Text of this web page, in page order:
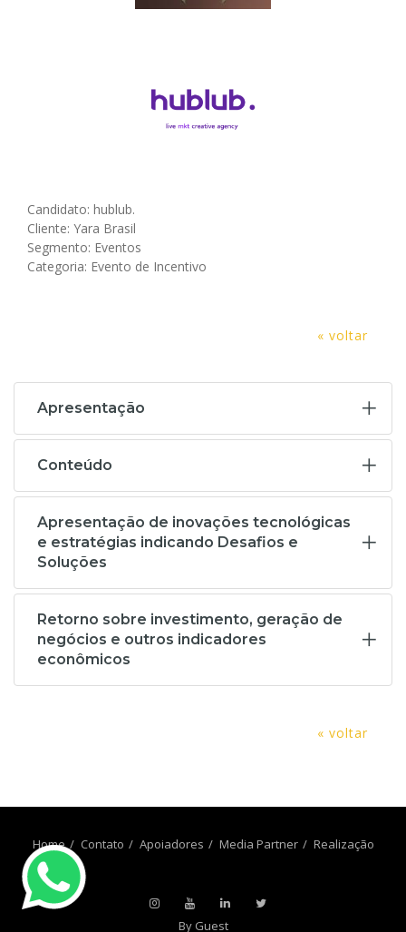
Candidato: hublub.
Cliente: Yara Brasil
Segmento: Eventos
Categoria: Evento de Incentivo
« voltar
Apresentação
Conteúdo
Apresentação de inovações tecnológicas
e estratégias indicando Desafios e
Soluções
Retorno sobre investimento, geração de
negócios e outros indicadores
econômicos
« voltar
Home Contato Apoiadores Media Partner Realização
By Guest